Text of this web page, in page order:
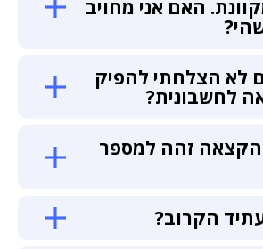
האם אני מחויב
לא הצלחתי להפיק
לחשבונית?
זהה למספר
הקרוב?